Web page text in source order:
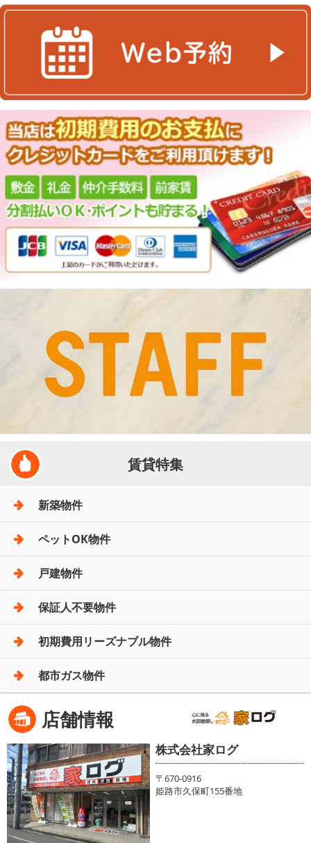
賃貸特集
新築物件
ペットOK物件
戸建物件
保証人不要物件
初期費用リーズナブル物件
都市ガス物件
店舗情報
株式会社家ログ
〒670-0916
姫路市久保町155番地